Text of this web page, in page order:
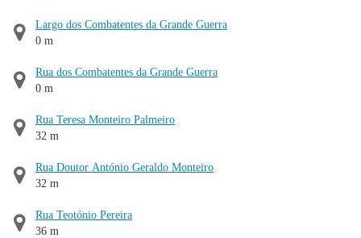
Largo dos Combatentes da Grande Guerra
0 m
Rua dos Combatentes da Grande Guerra
0 m
Rua Teresa Monteiro Palmeiro
32 m
Rua Doutor António Geraldo Monteiro
32 m
Rua Teotónio Pereira
36 m